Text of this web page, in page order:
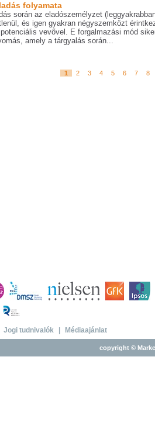
folyamata
során az eladószemélyzet
és igen gyakran négyszemközt
vevővel. E forgalmazási mód
amely a tárgyalás során...
1 2 3 4 5 6 7 8
Jogi tudnivalók Médiaajánlat
copyright ©